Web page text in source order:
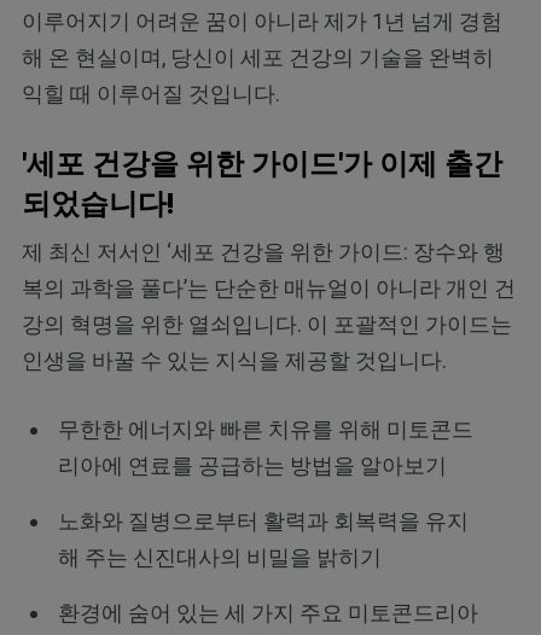
이루어지기 어려운 꿈이 아니라 제가 1년 넘게 경험
해 온 현실이며, 당신이 세포 건강의 기술을 완벽히
익힐 때 이루어질 것입니다.
'세포 건강을 위한 가이드'가 이제 출간
되었습니다!
제 최신 저서인 ‘세포 건강을 위한 가이드: 장수와 행
복의 과학을 풀다’는 단순한 매뉴얼이 아니라 개인 건
강의 혁명을 위한 열쇠입니다. 이 포괄적인 가이드는
인생을 바꿀 수 있는 지식을 제공할 것입니다.
무한한 에너지와 빠른 치유를 위해 미토콘드
리아에 연료를 공급하는 방법을 알아보기
노화와 질병으로부터 활력과 회복력을 유지
해 주는 신진대사의 비밀을 밝히기
환경에 숨어 있는 세 가지 주요 미토콘드리아